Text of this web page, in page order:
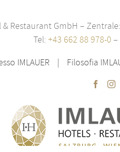
& Restaurant GmbH –
Tel: +43 662 88 978-0 –
IMLAUER Filosofia